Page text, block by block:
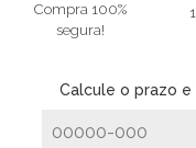
Compra 100%
segura!
Calcule o prazo